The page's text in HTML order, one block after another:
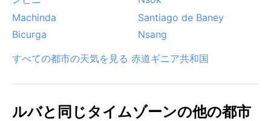
Machinda
Santiago de Baney
Bicurga
Nsang
すべての都市の天気を見る 赤道ギニア共和国
ルバと同じタイムゾーンの他の都市